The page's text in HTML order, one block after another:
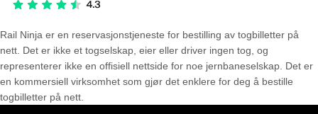
Rail Ninja er en reservasjons­tjeneste for bestilling av togbilletter på
nett. Det er ikke et togselskap, eier eller driver ingen tog, og
representerer ikke en offisiell nettside for noe jernbaneselskap. Det er
en kommersiell virksomhet som gjør det enklere for deg å bestille
togbilletter på nett.